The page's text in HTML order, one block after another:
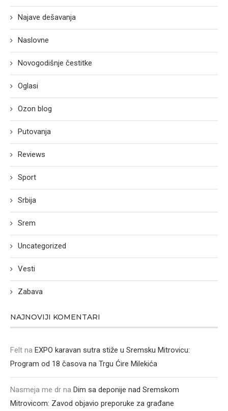
Najave dešavanja
Naslovne
Novogodišnje čestitke
Oglasi
Ozon blog
Putovanja
Reviews
Sport
Srbija
Srem
Uncategorized
Vesti
Zabava
NAJNOVIJI KOMENTARI
Felt na EXPO karavan sutra stiže u Sremsku Mitrovicu:
Program od 18 časova na Trgu Ćire Milekića
Nasmeja me dr na Dim sa deponije nad Sremskom
Mitrovicom: Zavod objavio preporuke za građane